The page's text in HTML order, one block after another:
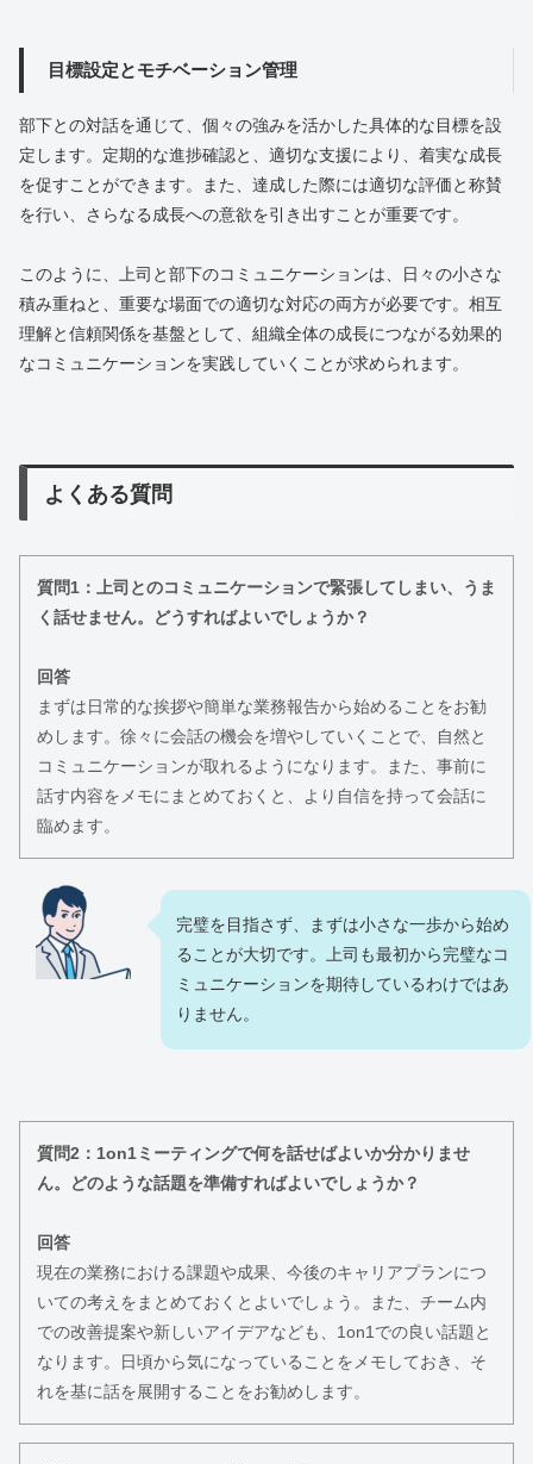
目標設定とモチベーション管理
部下との対話を通じて、個々の強みを活かした具体的な目標を設
定します。定期的な進捗確認と、適切な支援により、着実な成長
を促すことができます。また、達成した際には適切な評価と称賛
を行い、さらなる成長への意欲を引き出すことが重要です。
このように、上司と部下のコミュニケーションは、日々の小さな
積み重ねと、重要な場面での適切な対応の両方が必要です。相互
理解と信頼関係を基盤として、組織全体の成長につながる効果的
なコミュニケーションを実践していくことが求められます。
よくある質問
質問1：上司とのコミュニケーションで緊張してしまい、うま
く話せません。どうすればよいでしょうか？
回答
まずは日常的な挨拶や簡単な業務報告から始めることをお勧
めします。徐々に会話の機会を増やしていくことで、自然と
コミュニケーションが取れるようになります。また、事前に
話す内容をメモにまとめておくと、より自信を持って会話に
臨めます。
完璧を目指さず、まずは小さな一歩から始め
ることが大切です。上司も最初から完璧なコ
ミュニケーションを期待しているわけではあ
りません。
質問2：1on1ミーティングで何を話せばよいか分かりませ
ん。どのような話題を準備すればよいでしょうか？
回答
現在の業務における課題や成果、今後のキャリアプランにつ
いての考えをまとめておくとよいでしょう。また、チーム内
での改善提案や新しいアイデアなども、1on1での良い話題と
なります。日頃から気になっていることをメモしておき、そ
れを基に話を展開することをお勧めします。